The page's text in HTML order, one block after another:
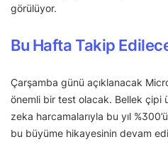
görülüyor.
Bu Hafta Takip
Çarşamba günü açıklanacak
önemli bir test olacak. Bellek çipi
zeka harcamalarıyla bu yıl
bu büyüme hikayesinin devam